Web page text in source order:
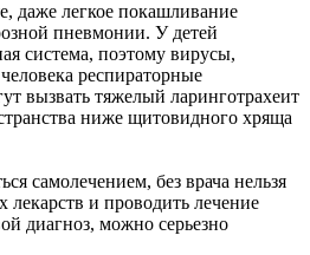
даже легкое покашливание
пневмонии. У детей
система, поэтому вирусы,
респираторные
вызвать тяжелый ларинготрахеит
ниже щитовидного хряща
самолечением, без врача нельзя
лекарств и проводить лечение
диагноз, можно серьезно